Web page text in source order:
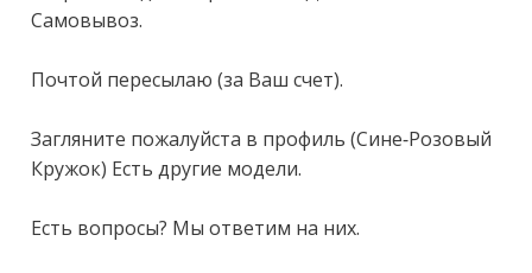
Самовывоз.
Почтой пересылаю (за Ваш счет).
Загляните пожалуйста в профиль (Сине-Розовый
Кружок) Есть другие модели.
Есть вопросы? Мы ответим на них.